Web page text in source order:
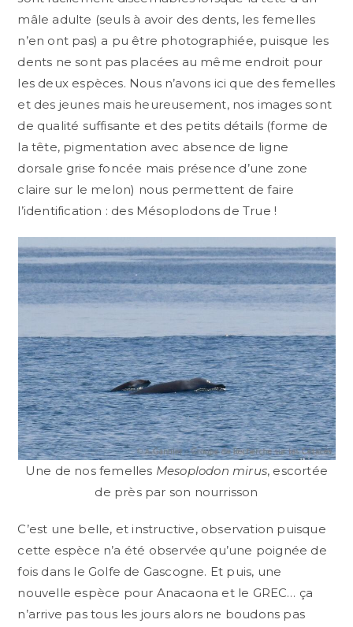
mâle adulte (seuls à avoir des dents, les femelles
n’en ont pas) a pu être photographiée, puisque les
dents ne sont pas placées au même endroit pour
les deux espèces. Nous n’avons ici que des femelles
et des jeunes mais heureusement, nos images sont
de qualité suffisante et des petits détails (forme de
la tête, pigmentation avec absence de ligne
dorsale grise foncée mais présence d’une zone
claire sur le melon) nous permettent de faire
l’identification : des Mésoplodons de True !
Une de nos femelles Mesoplodon mirus, escortée
de près par son nourrisson
C’est une belle, et instructive, observation puisque
cette espèce n’a été observée qu’une poignée de
fois dans le Golfe de Gascogne. Et puis, une
nouvelle espèce pour Anacaona et le GREC… ça
n’arrive pas tous les jours alors ne boudons pas